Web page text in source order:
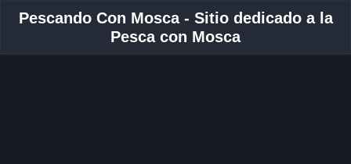
Pescando Con Mosca - Sitio dedicado a la
Pesca con Mosca